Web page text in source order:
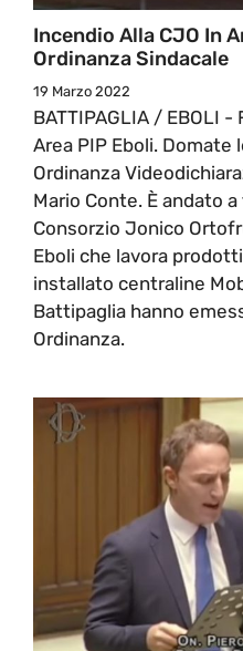
Incendio Alla CJO In
Ordinanza Sindacale
19 Marzo 2022
BATTIPAGLIA / EBOLI
Area PIP Eboli. Domate
Ordinanza
Mario Conte. È andato
Consorzio Jonico
Eboli che lavora
installato centraline
Battipaglia hanno
Ordinanza.